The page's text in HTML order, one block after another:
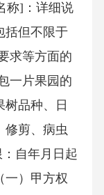
称]：详细说
括但不限于
求等方面的
一片果园的
品种、日
修剪、病虫
自年月日起
一）甲方权